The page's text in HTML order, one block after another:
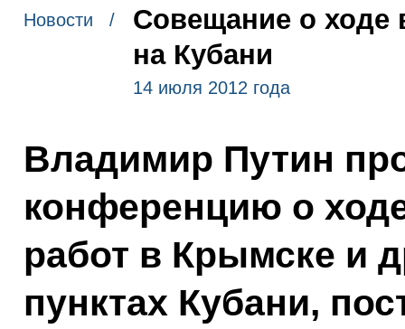
Новости /
Совещание о ходе
на Кубани
14 июля 2012 года
Владимир Путин
конференцию о
работ в Крымске и
пунктах Кубани,